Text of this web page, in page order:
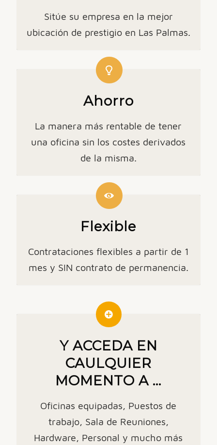
Sitúe su empresa en la mejor
ubicación de prestigio en Las Palmas.
Ahorro
La manera más rentable de tener
una oficina sin los costes derivados
de la misma.
Flexible
Contrataciones flexibles a partir de 1
mes y SIN contrato de permanencia.
Y ACCEDA EN
CAULQUIER
MOMENTO A ...
Oficinas equipadas, Puestos de
trabajo, Sala de Reuniones,
Hardware, Personal y mucho más